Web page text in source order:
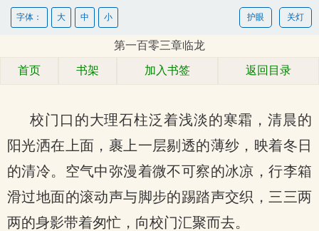
关灯
护眼
字体： 大 中 小
第一百零三章临龙
首页 书架 加入书签 返回目录
校门口的大理石柱泛着浅淡的寒霜，清晨的
阳光洒在上面，裹上一层剔透的薄纱，映着冬日
的清冷。空气中弥漫着微不可察的冰凉，行李箱
滑过地面的滚动声与脚步的踢踏声交织，三三两
两的身影带着匆忙，向校门汇聚而去。